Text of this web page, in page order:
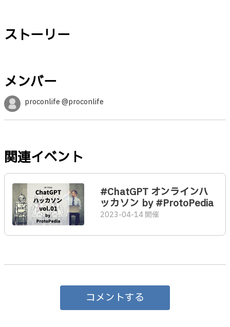
ストーリー
メンバー
proconlife @proconlife
関連イベント
#ChatGPT オンラインハ
ッカソン by #ProtoPedia
2023-04-14 開催
コメントする